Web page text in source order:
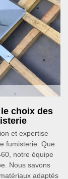
choix des
et expertise
fumisterie. Que
notre équipe
Nous savons
adaptés